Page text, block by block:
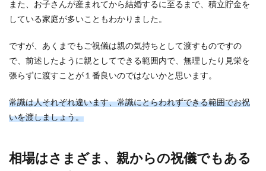
結婚式をやりたくない女性が知ってお
結婚式でウェディングドレスを着るのは多くの女
性の憧れとは言いますが、中には結婚式はやりた
くないと感じ...
また、お子さんが産まれてから結婚するに至るまで、積立貯金を
している家庭が多いこともわかりました。
ですが、あくまでもご祝儀は親の気持ちとして渡すものですの
で、前述したように親としてできる範囲内で、無理したり見栄を
張らずに渡すことが１番良いのではないかと思います。
常識は人それぞれ違います、常識にとらわれずできる範囲でお祝
いを渡しましょう。
相場はさまざま、親からの祝儀でもある